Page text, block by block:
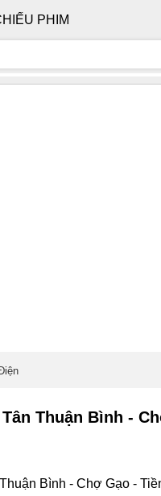
Thuận Bình -
Bình - Chợ Gạo -
PHIM